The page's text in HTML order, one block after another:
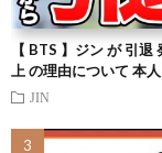
【 BTS 】ジン が 引
上 の理由について 本
JIN